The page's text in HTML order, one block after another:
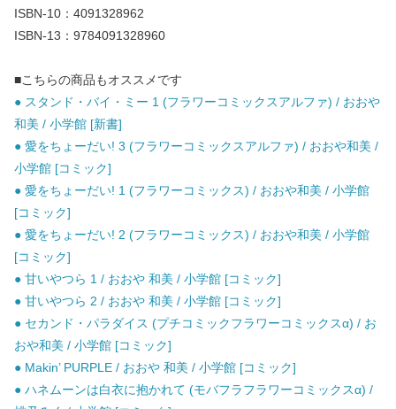
ISBN-10：4091328962
ISBN-13：9784091328960
■こちらの商品もオススメです
● スタンド・バイ・ミー 1 (フラワーコミックスアルファ) / おおや
和美 / 小学館 [新書]
● 愛をちょーだい! 3 (フラワーコミックスアルファ) / おおや和美 /
小学館 [コミック]
● 愛をちょーだい! 1 (フラワーコミックス) / おおや和美 / 小学館
[コミック]
● 愛をちょーだい! 2 (フラワーコミックス) / おおや和美 / 小学館
[コミック]
● 甘いやつら 1 / おおや 和美 / 小学館 [コミック]
● 甘いやつら 2 / おおや 和美 / 小学館 [コミック]
● セカンド・パラダイス (プチコミックフラワーコミックスα) / お
おや和美 / 小学館 [コミック]
● Makin’ PURPLE / おおや 和美 / 小学館 [コミック]
● ハネムーンは白衣に抱かれて (モバフラフラワーコミックスα) /